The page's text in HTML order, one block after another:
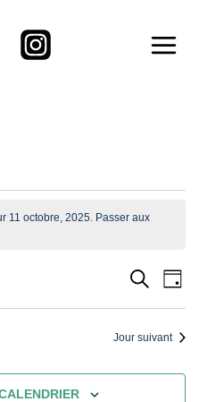
11 octobre, 2025. Passer aux
Et
De
Jour suivant